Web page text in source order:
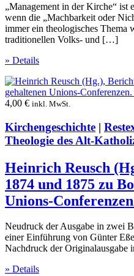
„Management in der Kirche“ ist
wenn die „Machbarkeit oder
immer ein theologisches Thema
traditionellen Volks- und […]
» Details
4,00 € inkl. MwSt.
Kirchengeschichte |
Theologie des Alt-
Heinrich Reusch
1874 und 1875 zu
Unions-
Neudruck der Ausgabe in zwei
einer Einführung von Günter
Nachdruck der
» Details